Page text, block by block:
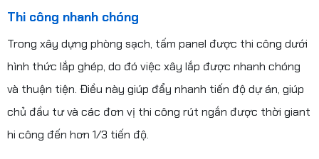
Thi công nhanh chóng
Trong xây dựng phòng sạch, tấm panel được thi công dưới
hình thức lắp ghép, do đó việc xây lắp được nhanh chóng
và thuận tiện. Điều này giúp đẩy nhanh tiến độ dự án, giúp
chủ đầu tư và các đơn vị thi công rút ngắn được thời giant
hi công đến hơn 1/3 tiến độ.